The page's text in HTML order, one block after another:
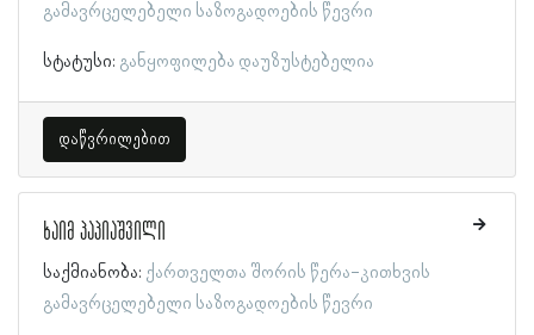
გამავრცელებელი საზოგადოების წევრი
სტატუსი: განყოფილება დაუზუსტებელია
დაწვრილებით
ხაიმ პაპიაშვილი
საქმიანობა: ქართველთა შორის წერა-კითხვის
გამავრცელებელი საზოგადოების წევრი